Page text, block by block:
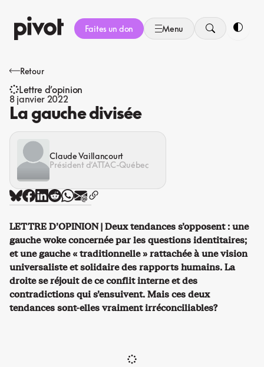
au
contenu
Faites un don Menu
Retour
Lettre d’opinion
8 janvier 2022
La gauche divisée
Claude Vaillancourt
Président d’ATTAC-Québec
LETTRE D’OPINION | Deux tendances s’opposent : une
gauche woke concernée par les questions identitaires;
et une gauche « traditionnelle » rattachée à une vision
universaliste et solidaire des rapports humains. La
droite se réjouit de ce conflit interne et des
contradictions qui s’ensuivent. Mais ces deux
tendances sont-elles vraiment irréconciliables?